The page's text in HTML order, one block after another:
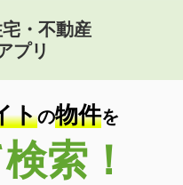
・不動産
プリ
トの物件を
索！